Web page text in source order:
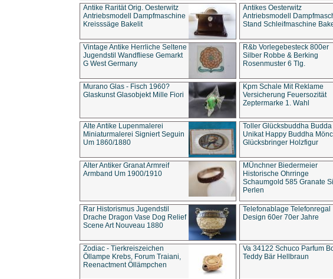
Antike Rarität Orig. Oesterwitz
Antriebsmodell Dampfmaschine
Kreisssäge Bakelit
Antikes Oesterwitz
Antriebsmodell
Stand Schleifmaschine
Vintage Antike Herrliche Seltene
Jugendstil Wandfliese Gemarkt
G West Germany
R&b Vorlegebesteck 800er
Silber Robbe & Berking
Rosenmuster 6 Tlg.
Murano Glas - Fisch 1960?
Glaskunst Glasobjekt Mille Fiori
Kpm Schale Mit Reklame
Versicherung Feuersozität
Zeptermarke 1. Wahl
Alte Antike Lupenmalerei
Miniaturmalerei Signiert Seguin
Um 1860/1880
Toller Glücksbuddha Budda
Unikat Happy Buddha
Glücksbringer Holzfigur
Alter Antiker Granat Armreif
Armband Um 1900/1910
MÜnchner Biedermeier
Historische Ohrringe
Schaumgold 585 Granate
Perlen
Rar Historismus Jugendstil
Drache Dragon Vase Dog Relief
Scene Art Nouveau 1880
Telefonablage Telefonregal
Design 60er 70er Jahre
Zodiac - Tierkreiszeichen
Öllampe Krebs, Forum Traiani,
Reenactment Öllämpchen
Va 34122 Schuco Parfum
Teddy Bär Hellbraun